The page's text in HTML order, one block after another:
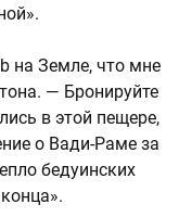
на Земле, что мне
— Бронируйте
в этой пещере,
о Вади-Раме за
бедуинских